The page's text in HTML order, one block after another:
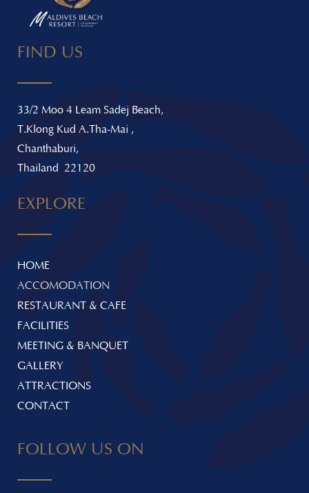
FIND US
33/2 Moo 4 Leam Sadej Beach,
T.Klong Kud A.Tha-Mai ,
Chanthaburi,
Thailand 22120
EXPLORE
HOME
ACCOMODATION
RESTAURANT & CAFE
FACILITIES
MEETING & BANQUET
GALLERY
ATTRACTIONS
CONTACT
FOLLOW US ON